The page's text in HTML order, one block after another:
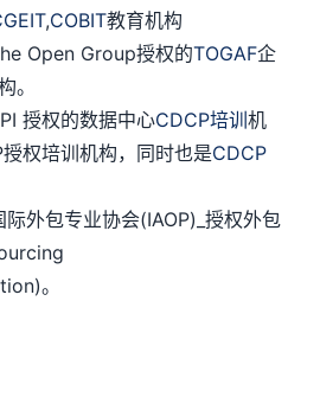
,COBIT教育机构
Open Group授权的TOGAF企
。
授权的数据中心CDCP培训机
权培训机构，同时也是CDCP
包专业协会(IAOP)_授权外包
。